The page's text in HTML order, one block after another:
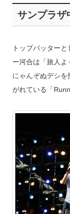
サンプラザ
トップバッター
ー河合は「旅人よ
にゃんぞぬデシ
がれている「